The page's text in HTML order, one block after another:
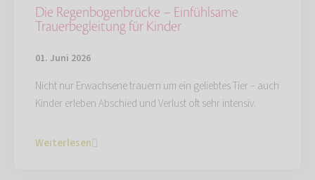
Die Regenbogenbrücke – Einfühlsame
Trauerbegleitung für Kinder
01. Juni 2026
Nicht nur Erwachsene trauern um ein geliebtes Tier – auch
Kinder erleben Abschied und Verlust oft sehr intensiv.
Weiterlesen